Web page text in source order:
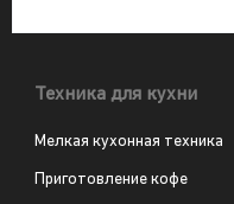
Техника для кухни
Мелкая кухонная техника
Приготовление кофе